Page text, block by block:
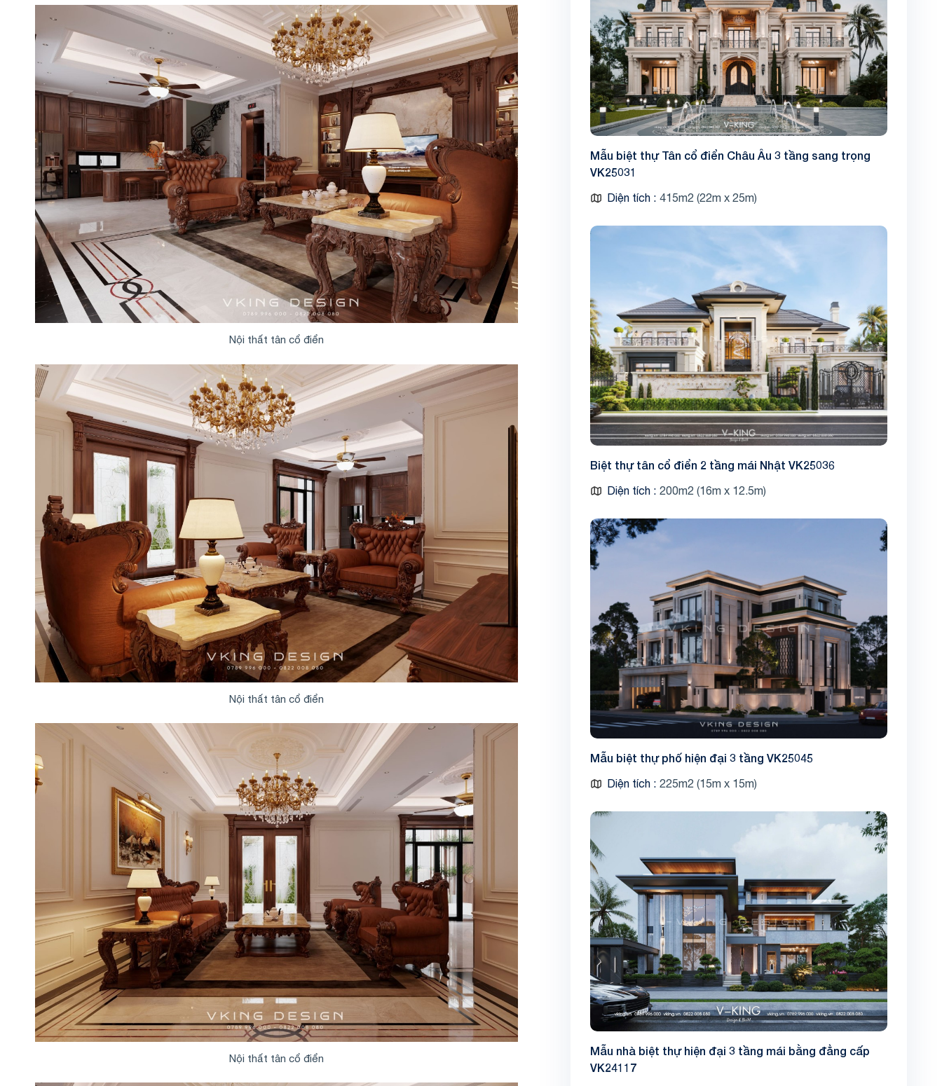
Nội thất tân cổ điển
Nội thất tân cổ điển
Nội thất tân cổ điển
Mẫu biệt thự Tân cổ điển Châu Âu 3 tầng sang trọng
VK25031
Diện tích 415m2 (22m x 25m)
Biệt thự tân cổ điển 2 tầng mái Nhật VK25036
Diện tích 200m2 (16m x 12.5m)
Mẫu biệt thự phố hiện đại 3 tầng VK25045
Diện tích 225m2 (15m x 15m)
Mẫu nhà biệt thự hiện đại 3 tầng mái bằng đẳng cấp
VK24117